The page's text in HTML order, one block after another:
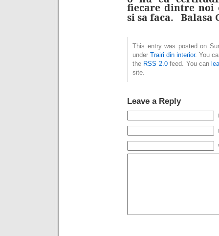
fiecare dintre noi
si sa faca. Balasa
This entry was posted on
under Trairi din interior. You
the RSS 2.0feed. You can
site.
Leave a Reply